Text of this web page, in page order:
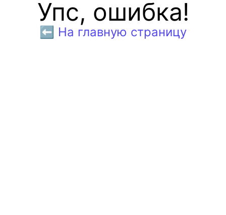
Упс, ошибка!
⬅️ На главную страницу